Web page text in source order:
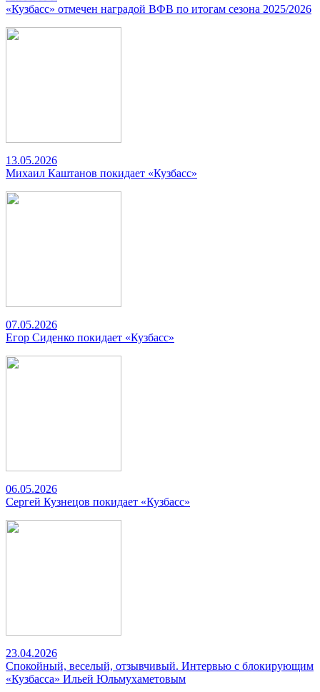
«Кузбасс» отмечен наградой ВФВ по итогам сезона 2025/2026
13.05.2026
Михаил Каштанов покидает «Кузбасс»
07.05.2026
Егор Сиденко покидает «Кузбасс»
06.05.2026
Сергей Кузнецов покидает «Кузбасс»
23.04.2026
Спокойный, веселый, отзывчивый. Интервью с блокирующим
«Кузбасса» Ильей Юльмухаметовым